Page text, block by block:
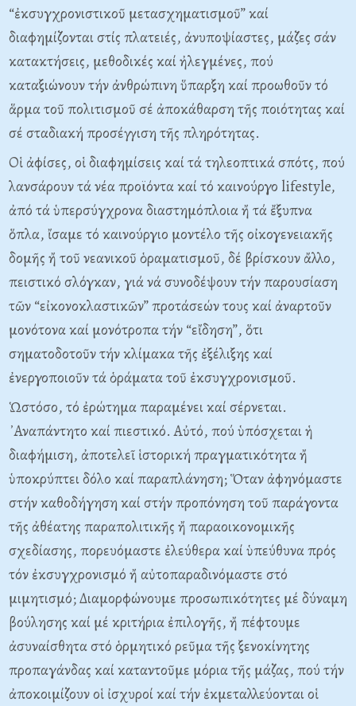
“ἐκσυγχρονιστικοῦ μετασχηματισμοῦ” καί
διαφημίζονται στίς πλατειές, ἀνυποψίαστες, μάζες σάν
κατακτήσεις, μεθοδικές καί ἠλεγμένες, πού
καταξιώνουν τήν ἀνθρώπινη ὕπαρξη καί προωθοῦν τό
ἅρμα τοῦ πολιτισμοῦ σέ ἀποκάθαρση τῆς ποιότητας καί
σέ σταδιακή προσέγγιση τῆς πληρότητας.
Οἱ ἀφίσες, οἱ διαφημίσεις καί τά τηλεοπτικά σπότς, πού
λανσάρουν τά νέα προϊόντα καί τό καινούργο lifestyle,
ἀπό τά ὑπερσύγχρονα διαστημόπλοια ἤ τά ἔξυπνα
ὅπλα, ἴσαμε τό καινούργιο μοντέλο τῆς οἰκογενειακῆς
δομῆς ἤ τοῦ νεανικοῦ ὁραματισμοῦ, δέ βρίσκουν ἄλλο,
πειστικό σλόγκαν, γιά νά συνοδέψουν τήν παρουσίαση
τῶν “εἰκονοκλαστικῶν” προτάσεών τους καί ἀναρτοῦν
μονότονα καί μονότροπα τήν “εἴδηση”, ὅτι
σηματοδοτοῦν τήν κλίμακα τῆς ἐξέλιξης καί
ἐνεργοποιοῦν τά ὁράματα τοῦ ἐκσυγχρονισμοῦ.
Ὡστόσο, τό ἐρώτημα παραμένει καί σέρνεται.
᾿Αναπάντητο καί πιεστικό. Αὐτό, πού ὑπόσχεται ἡ
διαφήμιση, ἀποτελεῖ ἱστορική πραγματικότητα ἤ
ὑποκρύπτει δόλο καί παραπλάνηση; Ὅταν ἀφηνόμαστε
στήν καθοδήγηση καί στήν προπόνηση τοῦ παράγοντα
τῆς ἀθέατης παραπολιτικῆς ἤ παραοικονομικῆς
σχεδίασης, πορευόμαστε ἐλεύθερα καί ὑπεύθυνα πρός
τόν ἐκσυγχρονισμό ἤ αὐτοπαραδινόμαστε στό
μιμητισμό; Διαμορφώνουμε προσωπικότητες μέ δύναμη
βούλησης καί μέ κριτήρια ἐπιλογῆς, ἤ πέφτουμε
ἀσυναίσθητα στό ὁρμητικό ρεῦμα τῆς ξενοκίνητης
προπαγάνδας καί καταντοῦμε μόρια τῆς μάζας, πού τήν
ἀποκοιμίζουν οἱ ἰσχυροί καί τήν ἐκμεταλλεύονται οἱ